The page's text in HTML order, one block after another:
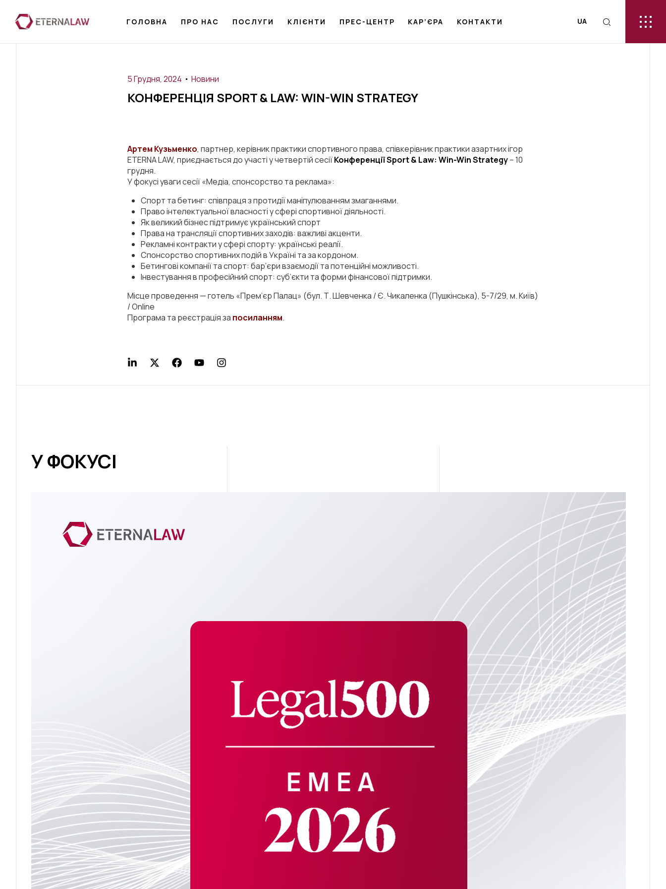
ГОЛОВНА ПРО НАС ПОСЛУГИ КЛІЄНТИ ПРЕС-ЦЕНТР КАР’ЄРА КОНТАКТИ UA
5 Грудня, 2024 Новини
КОНФЕРЕНЦІЯ SPORT & LAW: WIN-WIN STRATEGY
Артем Кузьменко, партнер, керівник практики спортивного права, співкерівник практики азартних ігор
ETERNA LAW, приєднається до участі у четвертій сесіїКонференції Sport & Law: Win-Win Strategy– 10
грудня.
У фокусі уваги сесії «Медіа, спонсорство та реклама»:
Спорт та бетинг: співпраця з протидії маніпулюванням змаганнями.
Право інтелектуальної власності у сфері спортивної діяльності.
Як великий бізнес підтримує український спорт
Права на трансляції спортивних заходів: важливі акценти.
Рекламні контракти у сфері спорту: українські реалії.
Спонсорство спортивних подій в Україні та за кордоном.
Бетингові компанії та спорт: бар’єри взаємодії та потенційні можливості.
Інвестування в професійний спорт: суб’єкти та форми фінансової підтримки.
Місце проведення — готель «Прем’єр Палац» (бул. Т. Шевченка / Є. Чикаленка (Пушкінська), 5-7/29, м. Київ)
/ Online
Програма та реєстрація за посиланням.
У ФОКУСІ